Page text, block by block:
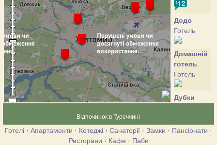
Додо
Готель
Домашній
готель
Готель
Дубки
Житомир
Відпочинок в Туреччині
Готелі · Апартаменти · Котеджі · Санаторії · Замки · Пансіонати ·
Ресторани · Кафе · Паби